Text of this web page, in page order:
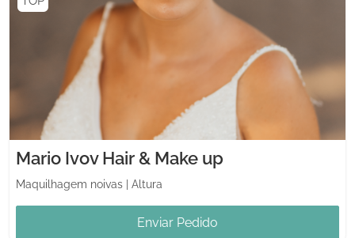
Mario Ivov Hair & Make up
Maquilhagem noivas Altura
Enviar Pedido